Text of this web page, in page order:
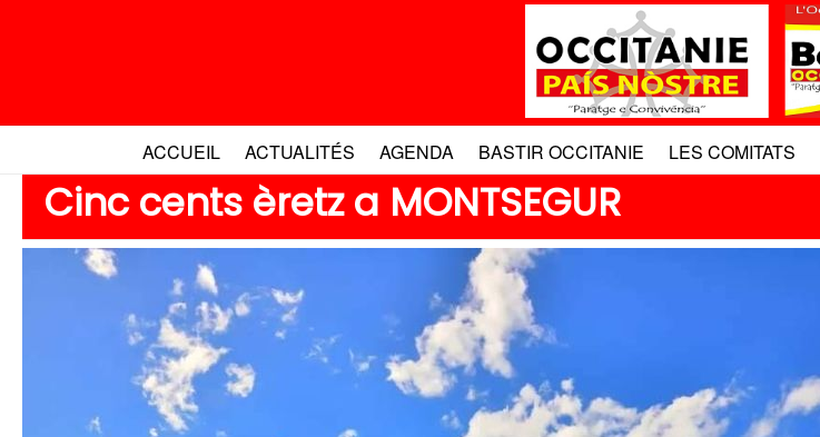
ACCUEIL ACTUALITÉS AGENDA BASTIR OCCITANIE LES COMITATS
Cinc cents èretz a MONTSEGUR